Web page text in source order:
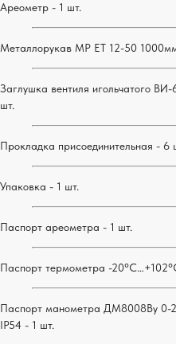
Ареометр - 1 шт.
Металлорукав МР ЕТ 12-50
Заглушка вентиля игольчатого
шт.
Прокладка присоединительная - 6
Упаковка - 1 шт.
Паспорт ареометра - 1 шт.
Паспорт термометра -
Паспорт манометра ДМ8008Ву 0-
IP54 - 1 шт.